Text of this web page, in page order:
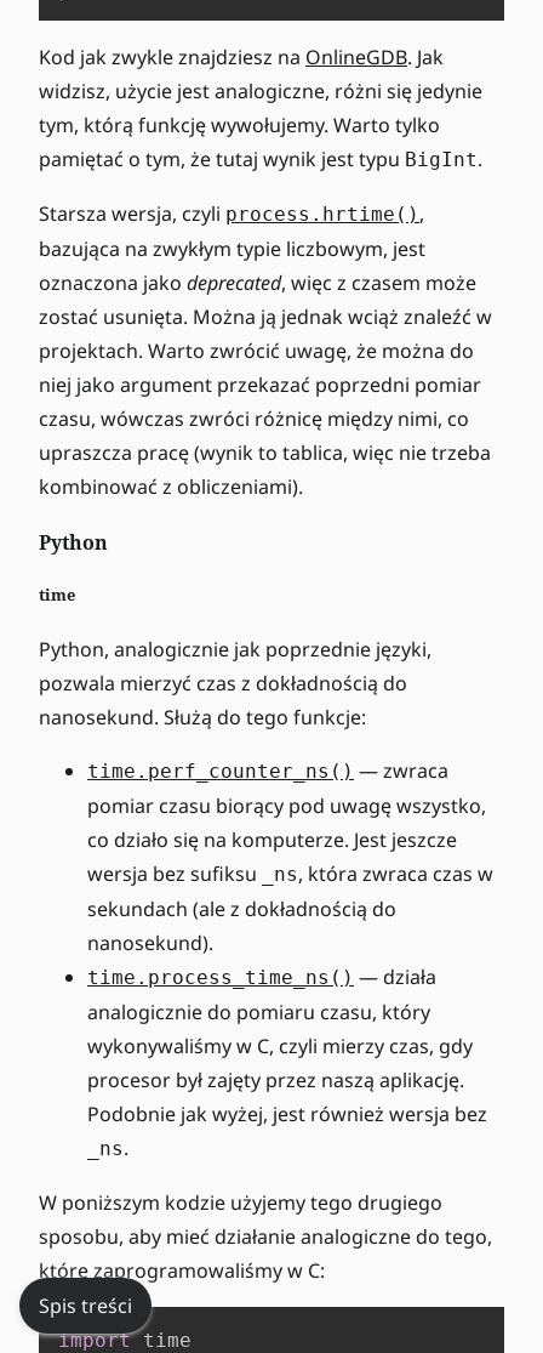
Spis treści
Kod jak zwykle znajdziesz na OnlineGDB. Jak
widzisz, użycie jest analogiczne, różni się jedynie
tym, którą funkcję wywołujemy. Warto tylko
pamiętać o tym, że tutaj wynik jest typu BigInt.
Starsza wersja, czyli process.hrtime() ,
bazująca na zwykłym typie liczbowym, jest
oznaczona jako deprecated, więc z czasem może
zostać usunięta. Można ją jednak wciąż znaleźć w
projektach. Warto zwrócić uwagę, że można do
niej jako argument przekazać poprzedni pomiar
czasu, wówczas zwróci różnicę między nimi, co
upraszcza pracę (wynik to tablica, więc nie trzeba
kombinować z obliczeniami).
Python
time
Python, analogicznie jak poprzednie języki,
pozwala mierzyć czas z dokładnością do
nanosekund. Służą do tego funkcje:
time.perf_counter_ns() — zwraca
pomiar czasu biorący pod uwagę wszystko,
co działo się na komputerze. Jest jeszcze
wersja bez sufiksu
_ns, która zwraca czas w
sekundach (ale z dokładnością do
nanosekund).
time.process_time_ns() — działa
analogicznie do pomiaru czasu, który
wykonywaliśmy w C, czyli mierzy czas, gdy
procesor był zajęty przez naszą aplikację.
Podobnie jak wyżej, jest również wersja bez
_ns.
W poniższym kodzie użyjemy tego drugiego
sposobu, aby mieć działanie analogiczne do tego,
które zaprogramowaliśmy w C:
import time